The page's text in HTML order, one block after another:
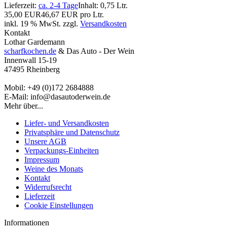
Lieferzeit: ca. 2-4 TageInhalt: 0,75 Ltr.
35,00 EUR46,67 EUR pro Ltr.
inkl. 19 % MwSt. zzgl. Versandkosten
Kontakt
Lothar Gardemann
scharfkochen.de & Das Auto - Der Wein
Innenwall 15-19
47495 Rheinberg
Mobil: +49 (0)172 2684888
E-Mail: info@dasautoderwein.de
Mehr über...
Liefer- und Versandkosten
Privatsphäre und Datenschutz
Unsere AGB
Verpackungs-Einheiten
Impressum
Weine des Monats
Kontakt
Widerrufsrecht
Lieferzeit
Cookie Einstellungen
Informationen